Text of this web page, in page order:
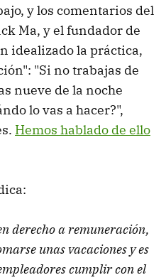
y los comentarios del
Ma, y el fundador de
idealizado la práctica,
"Si no trabajas de
nueve de la noche
lo vas a hacer?",
Hemos hablado de ello
derecho a remuneración,
unas vacaciones y es
cumplir con el